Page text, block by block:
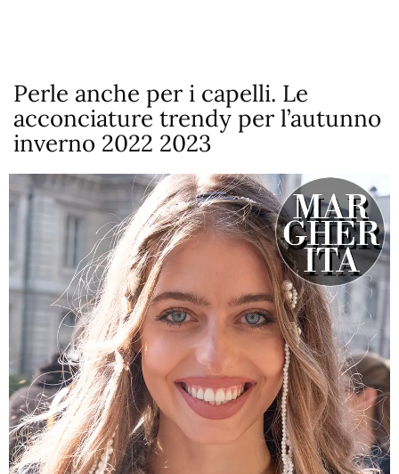
Perle anche per i capelli. Le
acconciature trendy per l’autunno
inverno 2022 2023